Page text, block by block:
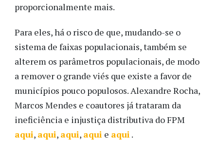
proporcionalmente mais.
Para eles, há o risco de que, mudando-se o
sistema de faixas populacionais, também se
alterem os parâmetros populacionais, de modo
a remover o grande viés que existe a favor de
municípios pouco populosos. Alexandre Rocha,
Marcos Mendes e coautores já trataram da
ineficiência e injustiça distributiva do FPM
aqui, aqui, aqui, aqui e aqui.